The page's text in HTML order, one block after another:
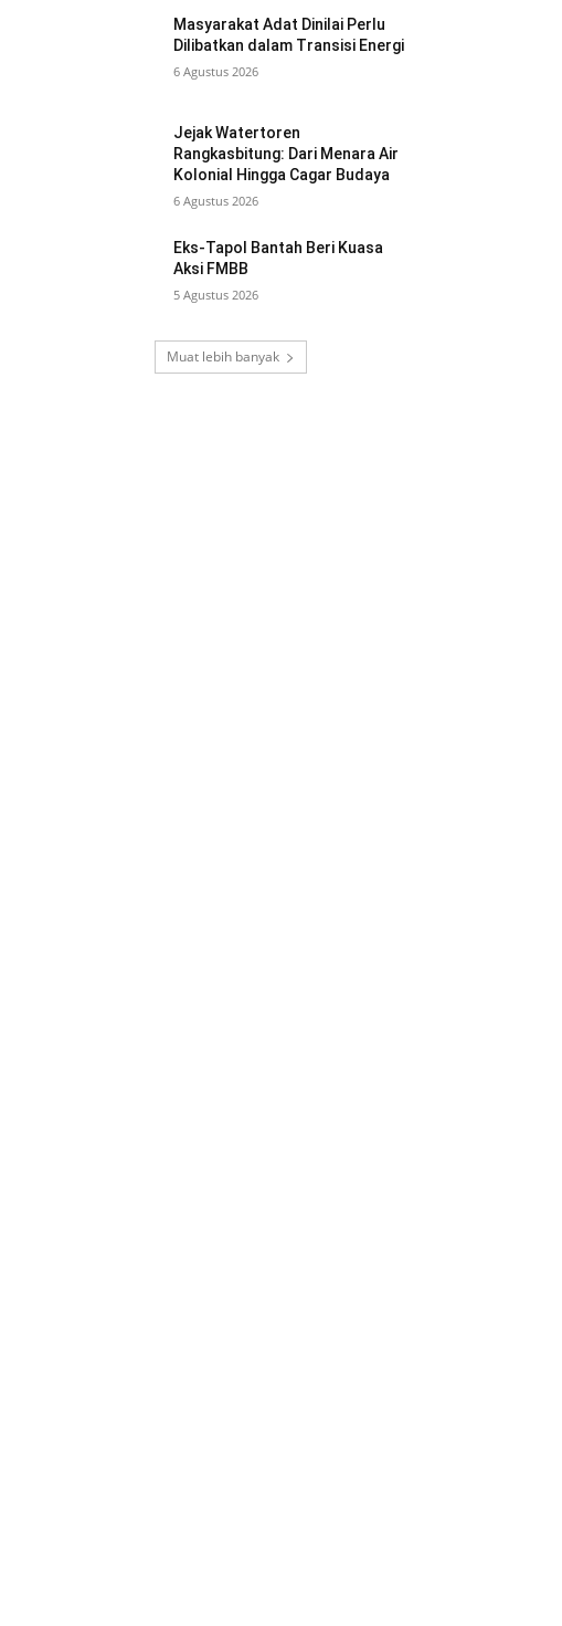
Masyarakat Adat Dinilai Perlu
Dilibatkan dalam Transisi Energi
6 Agustus 2026
Jejak Watertoren
Rangkasbitung: Dari Menara Air
Kolonial Hingga Cagar Budaya
6 Agustus 2026
Eks-Tapol Bantah Beri Kuasa
Aksi FMBB
5 Agustus 2026
Muat lebih banyak